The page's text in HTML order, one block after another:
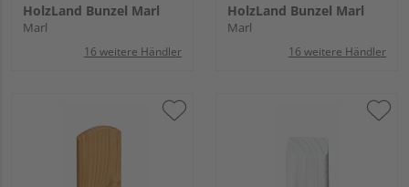
HolzLand Bunzel Marl
Marl
16 weitere Händler
HolzLand Bunzel Marl
Marl
16 weitere Händler